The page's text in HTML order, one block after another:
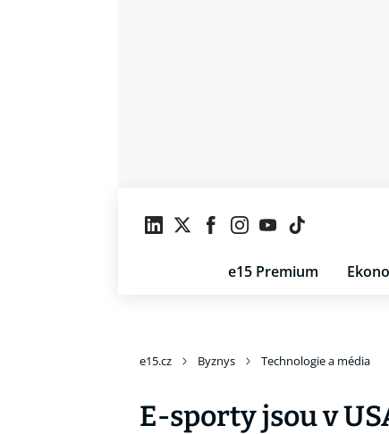
e15 Premium
e15.cz Byznys Technologie a média
E-sporty jsou v